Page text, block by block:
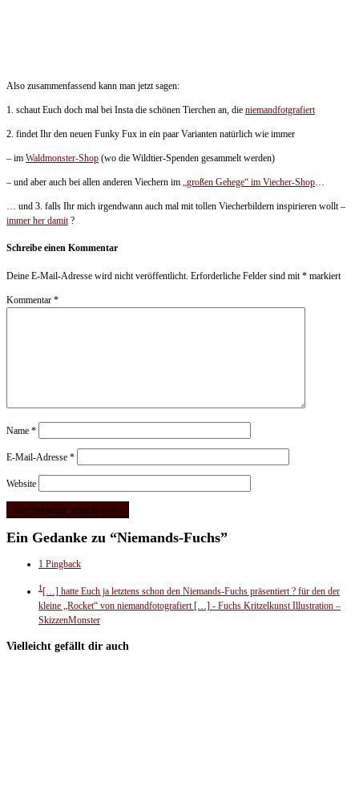
Also zusammenfassend kann man jetzt sagen:
1. schaut Euch doch mal bei Insta die schönen Tierchen an, die niemandfotgrafiert
2. findet Ihr den neuen Funky Fux in ein paar Varianten natürlich wie immer
– im Waldmonster-Shop (wo die Wildtier-Spenden gesammelt werden)
– und aber auch bei allen anderen Viechern im „großen Gehege“ im Viecher-Shop…
… und 3. falls Ihr mich irgendwann auch mal mit tollen Viecherbildern inspirieren wollt –
immer her damit?
Schreibe einen Kommentar
Deine E-Mail-Adresse wird nicht veröffentlicht. Erforderliche Felder sind mit * markiert
Kommentar *
Name *
E-Mail-Adresse *
Website
Ein Gedanke zu “Niemands-Fuchs”
1 Pingback
1[…] hatte Euch ja letztens schon den Niemands-Fuchs präsentiert ? für den der
kleine „Rocket“ von niemandfotografiert […] - Fuchs Kritzelkunst Illustration –
SkizzenMonster
Vielleicht gefällt dir auch